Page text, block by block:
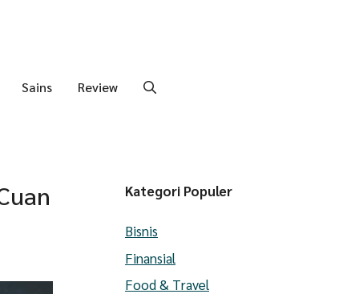
Sains Review
Kategori Populer
Bisnis
Finansial
Food & Travel